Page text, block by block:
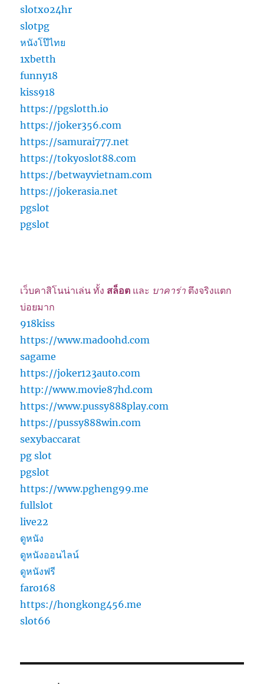
slotxo24hr
slotpg
หนังโป๊ไทย
1xbetth
funny18
kiss918
https://pgslotth.io
https://joker356.com
https://samurai777.net
https://tokyoslot88.com
https://betwayvietnam.com
https://jokerasia.net
pgslot
pgslot
เว็บคาสิโนน่าเล่น ทั้ง สล็อต และ บาคาร่า ตึงจริงแตก
บ่อยมาก
918kiss
https://www.madoohd.com
sagame
https://joker123auto.com
http://www.movie87hd.com
https://www.pussy888play.com
https://pussy888win.com
sexybaccarat
pg slot
pgslot
https://www.pgheng99.me
fullslot
live22
ดูหนัง
ดูหนังออนไลน์
ดูหนังฟรี
faro168
https://hongkong456.me
slot66